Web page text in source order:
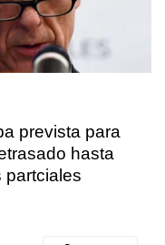
prevista para
hasta
partciales